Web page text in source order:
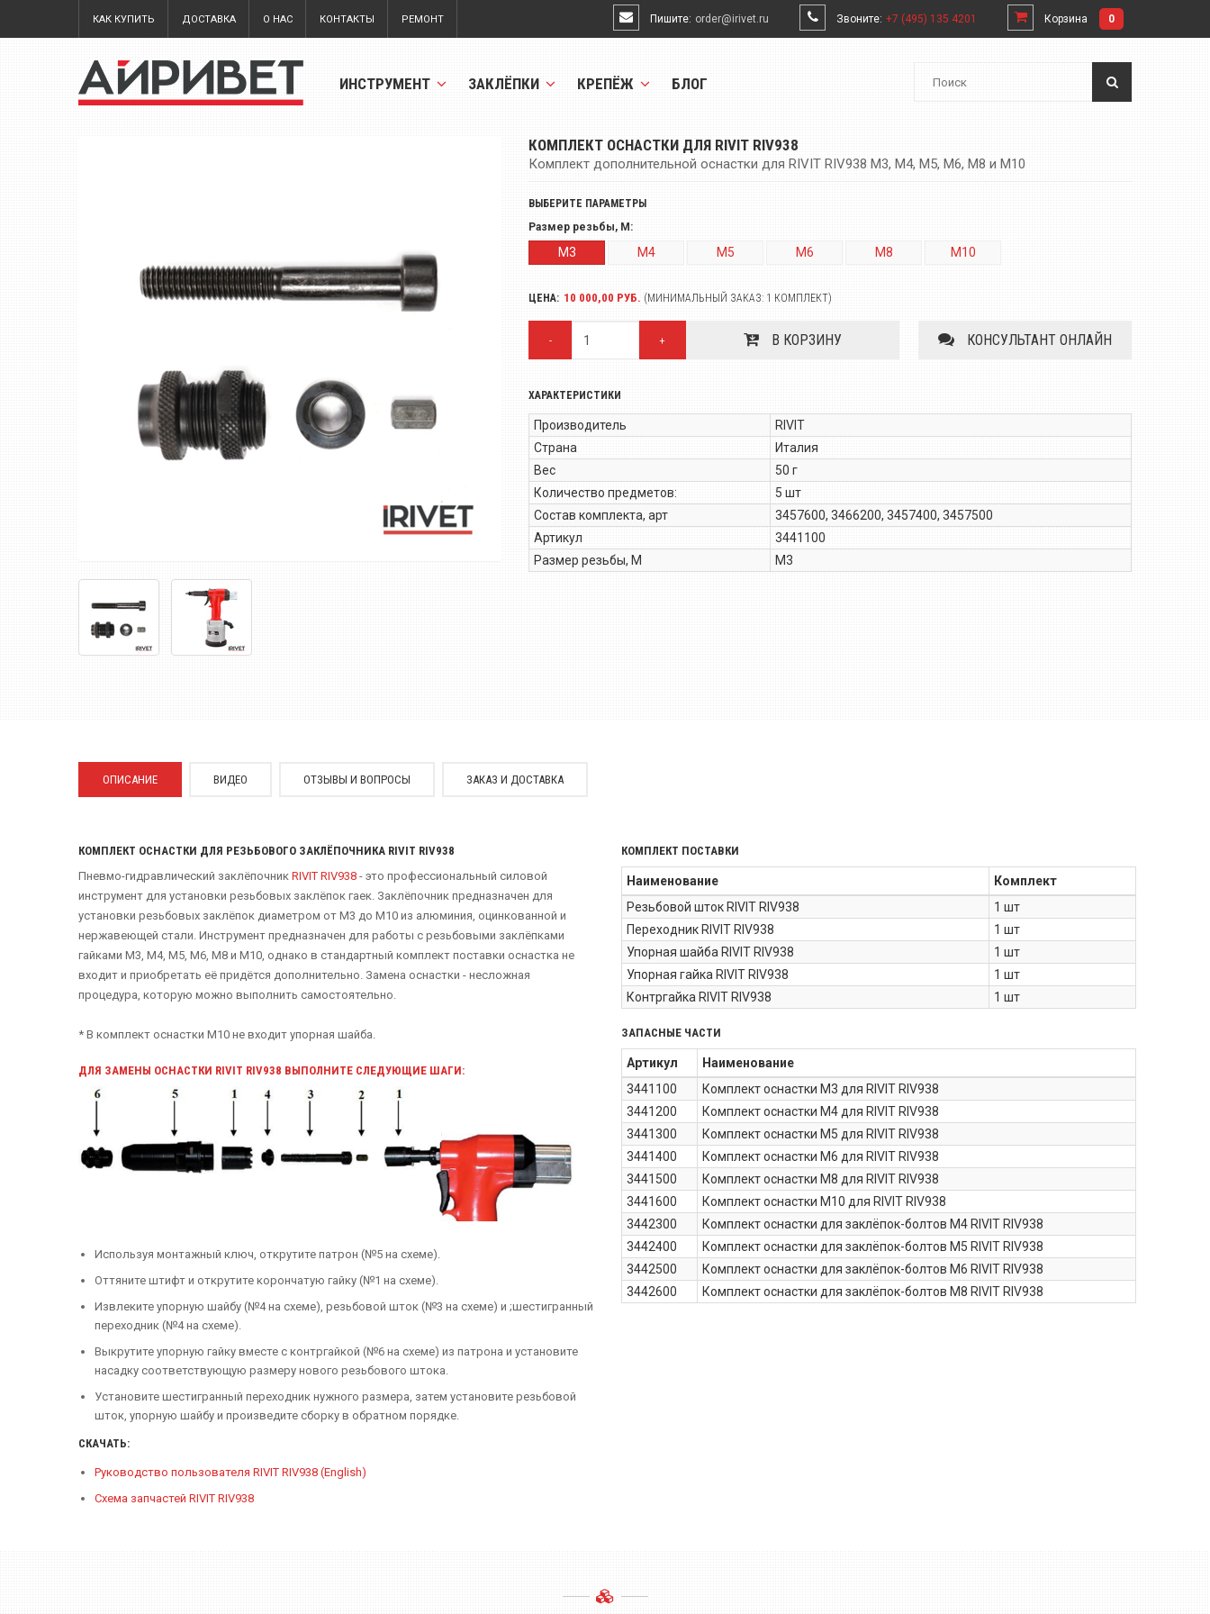
КАК КУПИТЬ ДОСТАВКА О НАС КОНТАКТЫ РЕМОНТ Пишите: order@irivet.ru Звоните: +7 (495) 135 4201 Корзина 0
ИНСТРУМЕНТ ЗАКЛЁПКИ КРЕПЁЖ БЛОГ
КОМПЛЕКТ ОСНАСТКИ ДЛЯ RIVIT RIV938
Комплект дополнительной оснастки для RIVIT RIV938 М3, М4, М5, М6, М8 и М10
ВЫБЕРИТЕ ПАРАМЕТРЫ
Размер резьбы, M:
M3 M4 M5 M6 M8 M10
ЦЕНА: 10 000,00 РУБ. (МИНИМАЛЬНЫЙ ЗАКАЗ: 1 КОМПЛЕКТ)
- + В КОРЗИНУ КОНСУЛЬТАНТ ОНЛАЙН
ХАРАКТЕРИСТИКИ
Производитель
RIVIT
Страна
Италия
Вес
50 г
Количество предметов:
5 шт
Состав комплекта, арт
3457600, 3466200, 3457400, 3457500
Артикул
3441100
Размер резьбы, М
М3
ОПИСАНИЕ ВИДЕО ОТЗЫВЫ И ВОПРОСЫ ЗАКАЗ И ДОСТАВКА
КОМПЛЕКТ ОСНАСТКИ ДЛЯ РЕЗЬБОВОГО ЗАКЛЁПОЧНИКА RIVIT RIV938
Пневмо-гидравлический заклёпочник RIVIT RIV938 - это профессиональный силовой
инструмент для установки резьбовых заклёпок гаек. Заклёпочник предназначен для
установки резьбовых заклёпок диаметром от М3 до М10 из алюминия, оцинкованной и
нержавеющей стали. Инструмент предназначен для работы с резьбовыми заклёпками
гайками М3, М4, М5, М6, М8 и М10, однако в стандартный комплект поставки оснастка не
входит и приобретать её придётся дополнительно. Замена оснастки - несложная
процедура, которую можно выполнить самостоятельно.
* В комплект оснастки М10 не входит упорная шайба.
ДЛЯ ЗАМЕНЫ ОСНАСТКИ RIVIT RIV938 ВЫПОЛНИТЕ СЛЕДУЮЩИЕ ШАГИ:
Используя монтажный ключ, открутите патрон (№5 на схеме).
Оттяните штифт и открутите корончатую гайку (№1 на схеме).
Извлеките упорную шайбу (№4 на схеме), резьбовой шток (№3 на схеме) и ;шестигранный
переходник (№4 на схеме).
Выкрутите упорную гайку вместе с контргайкой (№6 на схеме) из патрона и установите
насадку соответствующую размеру нового резьбового штока.
Установите шестигранный переходник нужного размера, затем установите резьбовой
шток, упорную шайбу и произведите сборку в обратном порядке.
СКАЧАТЬ:
Руководство пользователя RIVIT RIV938 (English)
Схема запчастей RIVIT RIV938
КОМПЛЕКТ ПОСТАВКИ
Наименование
Комплект
Резьбовой шток RIVIT RIV938
1 шт
Переходник RIVIT RIV938
1 шт
Упорная шайба RIVIT RIV938
1 шт
Упорная гайка RIVIT RIV938
1 шт
Контргайка RIVIT RIV938
1 шт
ЗАПАСНЫЕ ЧАСТИ
Артикул
Наименование
3441100
Комплект оснастки М3 для RIVIT RIV938
3441200
Комплект оснастки М4 для RIVIT RIV938
3441300
Комплект оснастки М5 для RIVIT RIV938
3441400
Комплект оснастки М6 для RIVIT RIV938
3441500
Комплект оснастки М8 для RIVIT RIV938
3441600
Комплект оснастки М10 для RIVIT RIV938
3442300
Комплект оснастки для заклёпок-болтов М4 RIVIT RIV938
3442400
Комплект оснастки для заклёпок-болтов М5 RIVIT RIV938
3442500
Комплект оснастки для заклёпок-болтов М6 RIVIT RIV938
3442600
Комплект оснастки для заклёпок-болтов М8 RIVIT RIV938